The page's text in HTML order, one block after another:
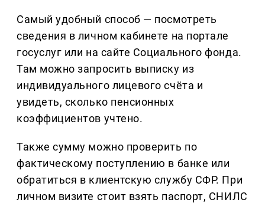
Самый удобный способ — посмотреть
сведения в личном кабинете на портале
госуслуг или на сайте Социального фонда.
Там можно запросить выписку из
индивидуального лицевого счёта и
увидеть, сколько пенсионных
коэффициентов учтено.
Также сумму можно проверить по
фактическому поступлению в банке или
обратиться в клиентскую службу СФР. При
личном визите стоит взять паспорт, СНИЛС